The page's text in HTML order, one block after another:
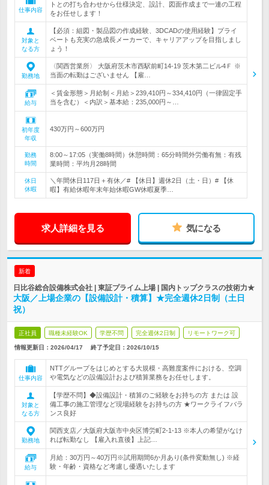
仕事内容
トとの打ち合わせから仕様決定、設計、図面作成まで一連の工程
をお任せします！
対象と
なる方
【必須：組図・製品図の作成経験、3DCADの使用経験】プライ
ベートも充実の急成長メーカーで、キャリアアップを目指しまし
ょう！
勤務地
〈関西営業所〉 大阪府茨木市西駅前町14-19 茨木第二ビル4Ｆ ※
当面の転勤はございません 【雇…
給与
＜賃金形態＞月給制＜月給＞239,410円～334,410円（一律固定手
当を含む）＜内訳＞基本給：235,000円～…
初年度
年収
430万円～600万円
勤務
時間
8:00～17:05（実働8時間）休憩時間：65分時間外労働有無：有残
業時間：平均月28時間
休日
休暇
＼年間休日117日＋有休／# 【休日】週休2日（土・日）# 【休
暇】有給休暇年末年始休暇GW休暇夏季…
求人詳細を見る 気になる
新着
日比谷総合設備株式会社 | 東証プライム上場 | 国内トップクラスの技術力★
大阪／上場企業の【設備設計・積算】★完全週休2日制（土日
祝）
正社員 職種未経験OK 学歴不問 完全週休2日制 リモートワーク可
情報更新日：2026/04/17 終了予定日： 2026/10/15
仕事内容
NTTグループをはじめとする大規模・高難度案件における、空調
や電気などの設備設計および積算業務をお任せします。
対象と
なる方
【学歴不問】◆設備設計・積算のご経験をお持ちの方 または 設
備工事の施工管理など現場経験をお持ちの方 ★ワークライフバラ
ンス良好
勤務地
関西支店／大阪府大阪市中央区博労町2-1-13 ※本人の希望がなけ
れば転勤なし 【雇入れ直後】上記…
給与
月給：30万円～40万円※試用期間6か月あり(条件変動無し) ※経
験・年齢・資格など考慮し優遇いたします